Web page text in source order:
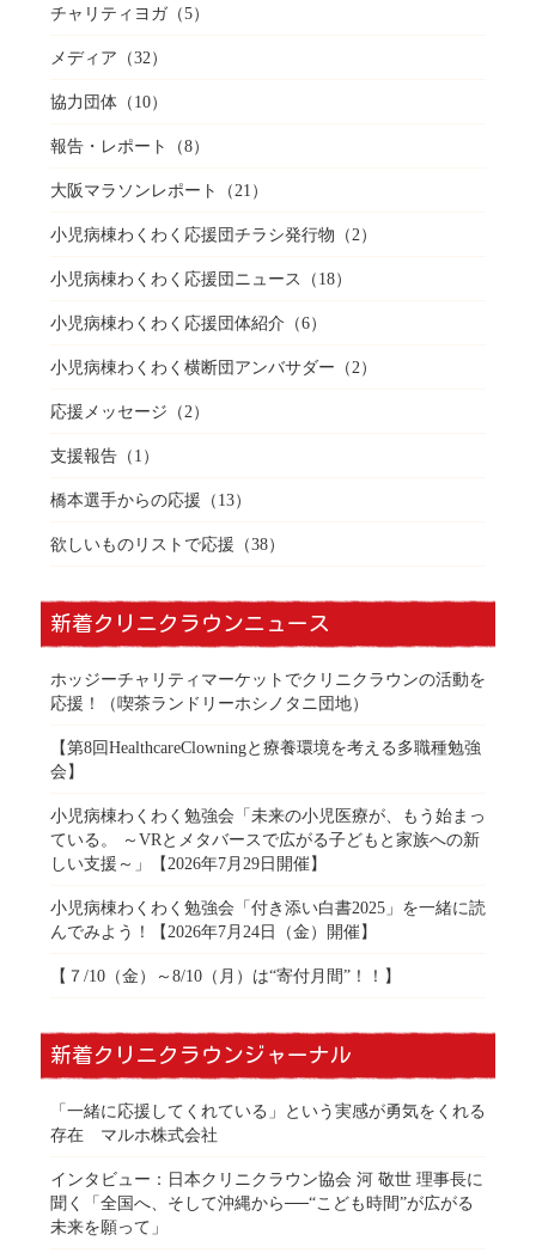
チャリティヨガ（5）
メディア （32）
協力団体（10）
報告・レポート （8）
大阪マラソンレポート （21）
小児病棟わくわく応援団チラシ発行物 （2）
小児病棟わくわく応援団ニュース （18）
小児病棟わくわく応援団体紹介 （6）
小児病棟わくわく横断団アンバサダー （2）
応援メッセージ （2）
支援報告（1）
橋本選手からの応援 （13）
欲しいものリストで応援 （38）
新着クリニクラウンニュース
ホッジーチャリティマーケットでクリニクラウンの活動を
応援！（喫茶ランドリーホシノタニ団地）
【第8回HealthcareClowningと療養環境を考える多職種勉強
会】
小児病棟わくわく勉強会「未来の小児医療が、もう始まっ
ている。 ～VRとメタバースで広がる子どもと家族への新
しい支援～」【2026年7月29日開催】
小児病棟わくわく勉強会「付き添い白書2025」を一緒に読
んでみよう！【2026年7月24日（金）開催】
【７/10（金）～8/10（月）は“寄付月間”！！】
新着クリニクラウンジャーナル
「一緒に応援してくれている」という実感が勇気をくれる
存在 マルホ株式会社
インタビュー：日本クリニクラウン協会 河 敬世 理事長に
聞く「全国へ、そして沖縄から──“こども時間”が広がる
未来を願って」